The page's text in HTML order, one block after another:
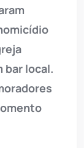
bar local.